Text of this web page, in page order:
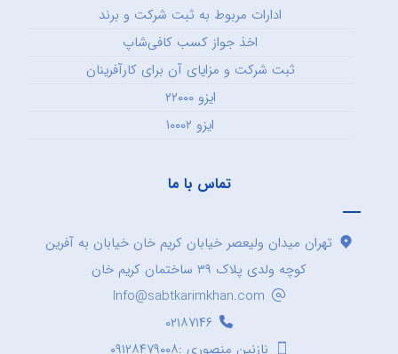
ادارات مربوط به ثبت شرکت و برند
اخذ جواز کسب کافی‌شاپ
ثبت شرکت و مزایای آن برای کارآفرینان
ایزو ۲۲۰۰۰
ایزو ۱۰۰۰۲
تماس با ما
تهران میدان ولیعصر خیابان کریم خان خیابان به آفرین
کوچه ولدی پلاک ۳۹ ساختمان کریم خان
Info@sabtkarimkhan.com
۰۲۱۸۷۱۴۶
نازنین منصوری :۰۹۱۲۸۴۷۹۰۰۸